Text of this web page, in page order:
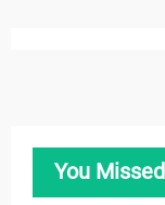
You Missed